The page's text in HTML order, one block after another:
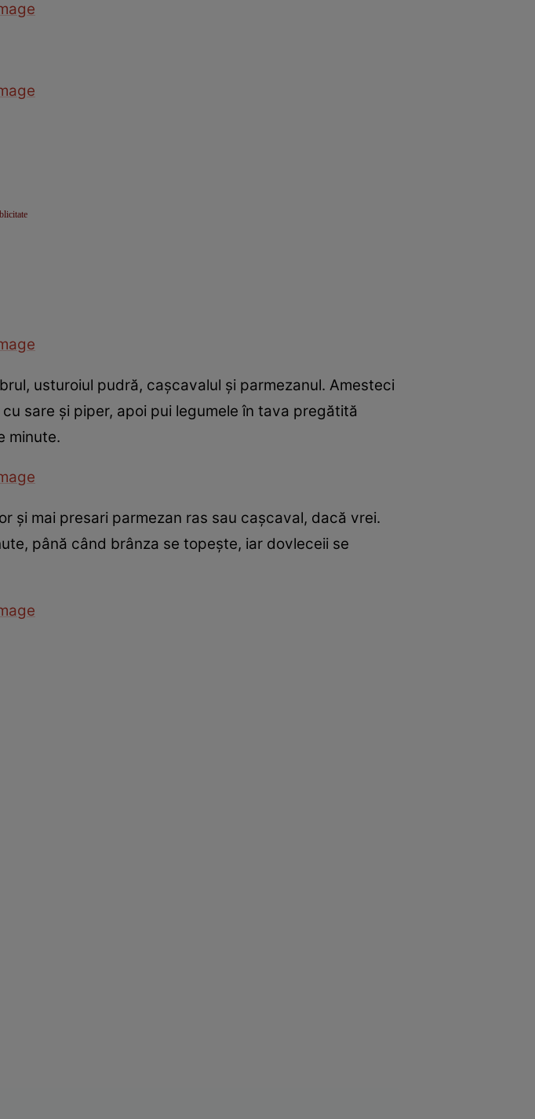
usturoiul pudră, caşcavalul şi parmezanul. Amesteci
sare şi piper, apoi pui legumele în tava pregătită
minute.
şi mai presari parmezan ras sau caşcaval, dacă vrei.
până când brânza se topeşte, iar dovleceii se